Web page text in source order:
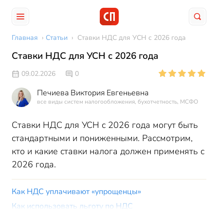
Главная › Статьи › Ставки НДС для УСН с 2026 года
Ставки НДС для УСН с 2026 года
09.02.2026 0
Печиева Виктория Евгеньевна
все виды систем налогообложения, бухотчетность, МСФО
Ставки НДС для УСН с 2026 года могут быть
стандартными и пониженными. Рассмотрим,
кто и какие ставки налога должен применять с
2026 года.
Как НДС уплачивают «упрощенцы»
Как использовать льготу по НДС